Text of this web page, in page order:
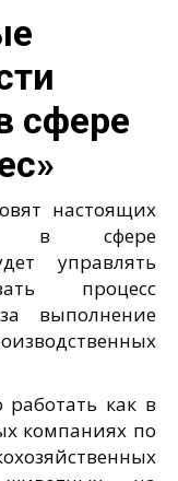
сфере
настоящих
сфере
управлять
процесс
выполнение
как в
компаниях по